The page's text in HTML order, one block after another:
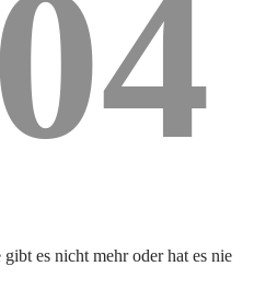
es nicht mehr oder hat es nie